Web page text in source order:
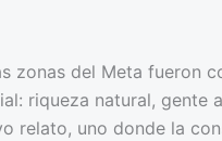
zonas del Meta fueron
riqueza natural, gente
relato, uno donde la